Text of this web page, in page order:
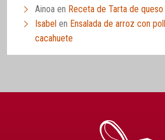
Ainoa en Receta de Tarta de queso
Isabel en Ensalada de arroz con
cacahuete